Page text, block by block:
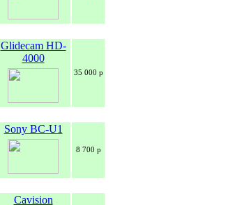
Glidecam HD-
4000
35 000 р
Sony BC-U1
8 700 р
Cavision